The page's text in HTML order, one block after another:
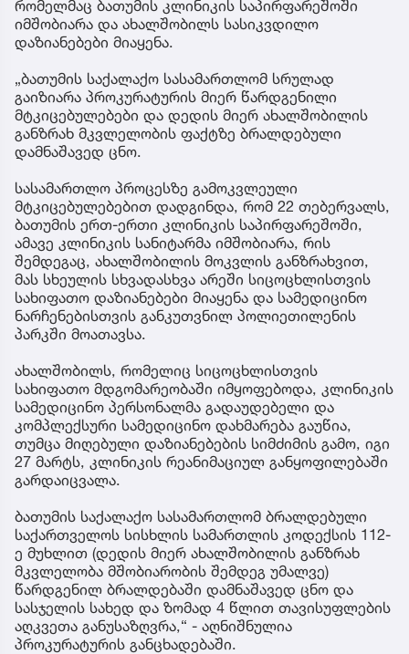
რომელმაც ბათუმის კლინიკის საპირფარეშოში
იმშობიარა და ახალშობილს სასიკვდილო
დაზიანებები მიაყენა.
„ბათუმის საქალაქო სასამართლომ სრულად
გაიზიარა პროკურატურის მიერ წარდგენილი
მტკიცებულებები და დედის მიერ ახალშობილის
განზრახ მკვლელობის ფაქტზე ბრალდებული
დამნაშავედ ცნო.
სასამართლო პროცესზე გამოკვლეული
მტკიცებულებებით დადგინდა, რომ 22 თებერვალს,
ბათუმის ერთ-ერთი კლინიკის საპირფარეშოში,
ამავე კლინიკის სანიტარმა იმშობიარა, რის
შემდეგაც, ახალშობილის მოკვლის განზრახვით,
მას სხეულის სხვადასხვა არეში სიცოცხლისთვის
სახიფათო დაზიანებები მიაყენა და სამედიცინო
ნარჩენებისთვის განკუთვნილ პოლიეთილენის
პარკში მოათავსა.
ახალშობილს, რომელიც სიცოცხლისთვის
სახიფათო მდგომარეობაში იმყოფებოდა, კლინიკის
სამედიცინო პერსონალმა გადაუდებელი და
კომპლექსური სამედიცინო დახმარება გაუწია,
თუმცა მიღებული დაზიანებების სიმძიმის გამო, იგი
27 მარტს, კლინიკის რეანიმაციულ განყოფილებაში
გარდაიცვალა.
ბათუმის საქალაქო სასამართლომ ბრალდებული
საქართველოს სისხლის სამართლის კოდექსის 112-
ე მუხლით (დედის მიერ ახალშობილის განზრახ
მკვლელობა მშობიარობის შემდეგ უმალვე)
წარდგენილ ბრალდებაში დამნაშავედ ცნო და
სასჯელის სახედ და ზომად 4 წლით თავისუფლების
აღკვეთა განუსაზღვრა,“ - აღნიშნულია
პროკურატურის განცხადებაში.